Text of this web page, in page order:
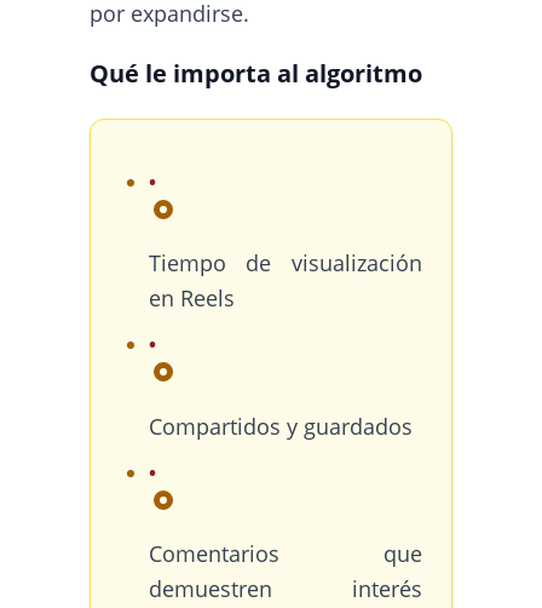
por expandirse.
Qué le importa al algoritmo
Tiempo de visualización
en Reels
Compartidos y guardados
Comentarios que
demuestren interés